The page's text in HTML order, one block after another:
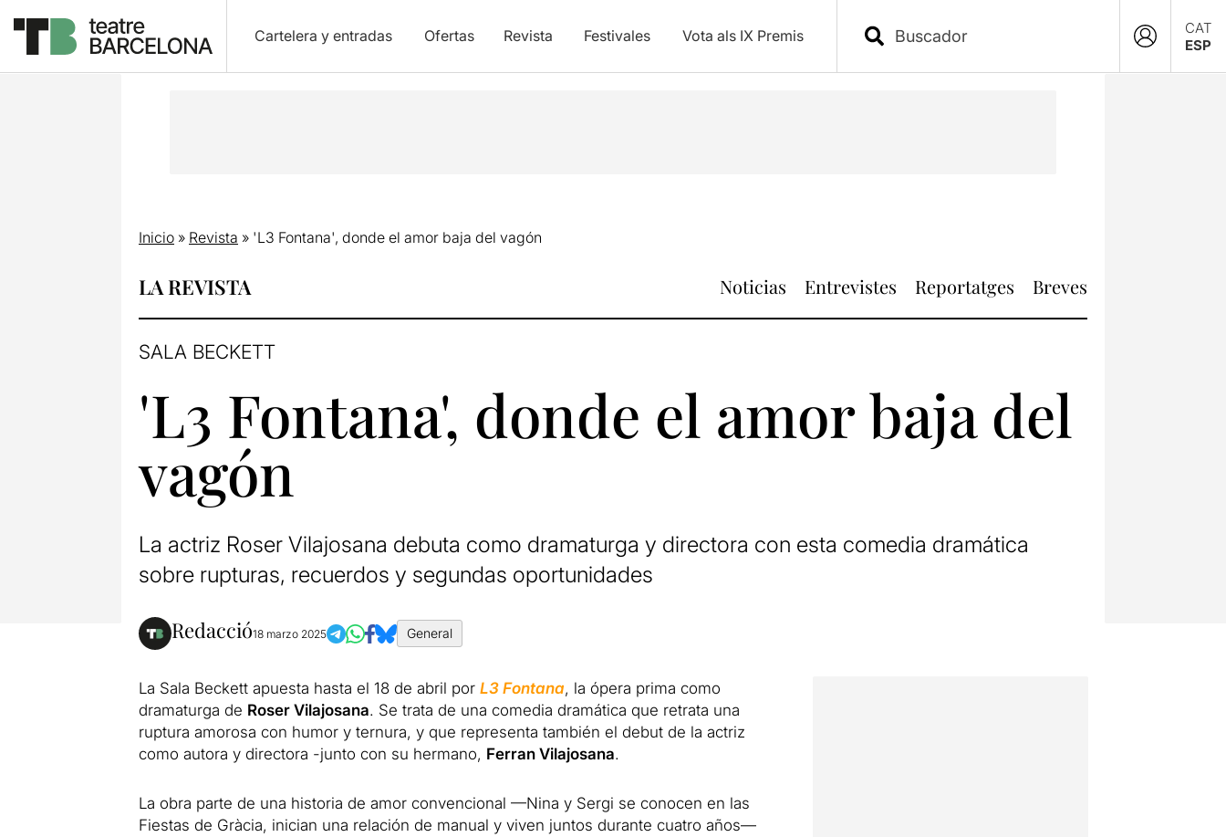
Cartelera y entradas Ofertas Revista Festivales Vota als IX Premis
CAT
ESP
Inicio» Revista » 'L3 Fontana', donde el amor baja del vagón
LA REVISTA Noticias Entrevistes Reportatges Breves
SALA BECKETT
'L3 Fontana', donde el amor baja del
vagón
La actriz Roser Vilajosana debuta como dramaturga y directora con esta comedia dramática
sobre rupturas, recuerdos y segundas oportunidades
Redacció18 marzo 2025 General
La Sala Beckett apuesta hasta el 18 de abril por L3 Fontana, la ópera prima como
dramaturga de Roser Vilajosana. Se trata de una comedia dramática que retrata una
ruptura amorosa con humor y ternura, y que representa también el debut de la actriz
como autora y directora -junto con su hermano, Ferran Vilajosana.
La obra parte de una historia de amor convencional —Nina y Sergi se conocen en las
Fiestas de Gràcia, inician una relación de manual y viven juntos durante cuatro años—